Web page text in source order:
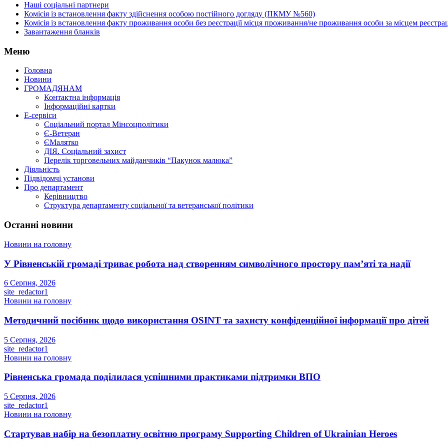
Наші соціальні партнери
Комісія із встановлення факту здійснення особою постійного догляду (ПКМУ №560)
Комісія із встановлення факту проживання особи без реєстрації місця проживання/не проживання особи за місцем
Завантаження бланків
Меню
Головна
Новини
ГРОМАДЯНАМ
Контактна інформація
Інформаційні картки
Е-сервіси
Соціальний портал Мінсоцполітики
Є-Ветеран
ЄМалятко
ДІЯ. Соціальний захист
Перелік торговельних майданчиків “Пакунок малюка”
Діяльність
Підвідомчі установи
Про департамент
Керівництво
Структура департаменту соціальної та ветеранської політики
Останні новини
Новини на головну
У Рівненській громаді триває робота над створенням символічного простору пам’яті та надії
6 Серпня, 2026
site_redactor1
Новини на головну
Методичний посібник щодо використання OSINT та захисту конфіденційної інформації про дітей
5 Серпня, 2026
site_redactor1
Новини на головну
Рівненська громада поділилася успішними практиками підтримки ВПО
5 Серпня, 2026
site_redactor1
Новини на головну
Стартував набір на безоплатну освітню програму Supporting Children of Ukrainian Heroes